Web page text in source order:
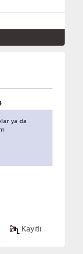
ya da
Kayıtlı